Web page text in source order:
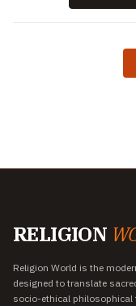
RELIGION
Religion World is the
designed to translate
socio-ethical